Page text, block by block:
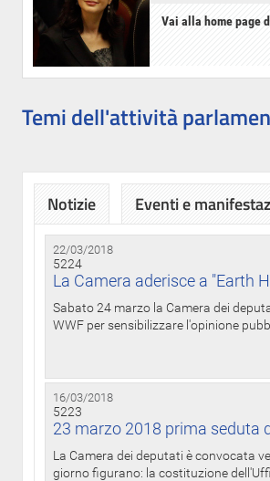
Vai alla home page
Temi dell'attività
Notizie Eventi e
22/03/2018
5224
La Camera aderisce a "Earth
Sabato 24 marzo la Camera dei
WWF per sensibilizzare l'opinione
16/03/2018
5223
23 marzo 2018 prima seduta
La Camera dei deputati è convocata
giorno figurano: la costituzione